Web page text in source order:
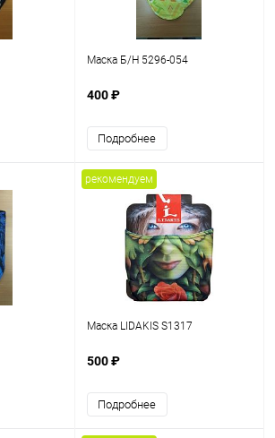
Маска Б/Н 5296-054
400 ₽
Подробнее
рекомендуем
Маска LIDAKIS S1317
500 ₽
Подробнее